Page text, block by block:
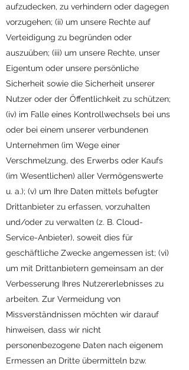
aufzudecken, zu verhindern oder dagegen
vorzugehen; (ii) um unsere Rechte auf
Verteidigung zu begründen oder
auszuüben; (iii) um unsere Rechte, unser
Eigentum oder unsere persönliche
Sicherheit sowie die Sicherheit unserer
Nutzer oder der Öffentlichkeit zu schützen;
(iv) im Falle eines Kontrollwechsels bei uns
oder bei einem unserer verbundenen
Unternehmen (im Wege einer
Verschmelzung, des Erwerbs oder Kaufs
(im Wesentlichen) aller Vermögenswerte
u. a.); (v) um Ihre Daten mittels befugter
Drittanbieter zu erfassen, vorzuhalten
und/oder zu verwalten (z. B. Cloud-
Service-Anbieter), soweit dies für
geschäftliche Zwecke angemessen ist; (vi)
um mit Drittanbietern gemeinsam an der
Verbesserung Ihres Nutzererlebnisses zu
arbeiten. Zur Vermeidung von
Missverständnissen möchten wir darauf
hinweisen, dass wir nicht
personenbezogene Daten nach eigenem
Ermessen an Dritte übermitteln bzw.